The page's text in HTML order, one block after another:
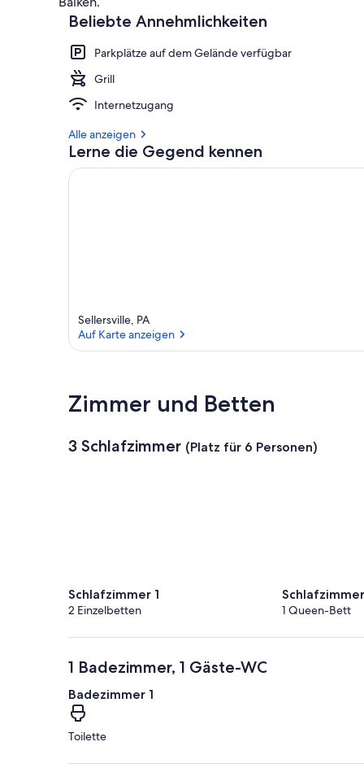
Beliebte Annehmlichkeiten
Parkplätze auf dem Gelände verfügbar
Grill
Internetzugang
Alle anzeigen
Lerne die Gegend kennen
Sellersville, PA
Auf Karte anzeigen
Zimmer und Betten
3 Schlafzimmer (Platz für 6 Personen)
Schlafzimmer 1
2 Einzelbetten 1 Queen-Bett
1 Badezimmer, 1 Gäste-WC
Badezimmer 1
Toilette